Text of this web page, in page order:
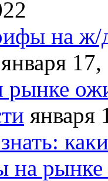
на ж/
января
января
на